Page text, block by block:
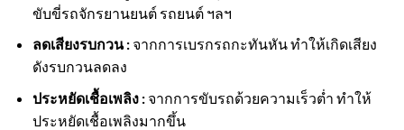
ขับขี่รถจักรยานยนต์ รถยนต์ ฯลฯ
ลดเสียงรบกวน :จากการเบรกรถกะทันหัน ทำให้เกิดเสียง
ดังรบกวนลดลง
ประหยัดเชื้อเพลิง :จากการขับรถด้วยความเร็วต่ำ ทำให้
ประหยัดเชื้อเพลิงมากขึ้น